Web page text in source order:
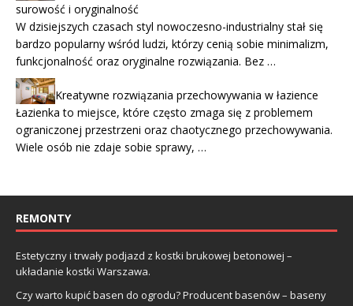
surowość i oryginalność
W dzisiejszych czasach styl nowoczesno-industrialny stał się
bardzo popularny wśród ludzi, którzy cenią sobie minimalizm,
funkcjonalność oraz oryginalne rozwiązania. Bez …
Kreatywne rozwiązania przechowywania w łazience
Łazienka to miejsce, które często zmaga się z problemem
ograniczonej przestrzeni oraz chaotycznego przechowywania.
Wiele osób nie zdaje sobie sprawy, …
REMONTY
Estetyczny i trwały podjazd z kostki brukowej betonowej –
układanie kostki Warszawa.
Czy warto kupić basen do ogrodu? Producent basenów – baseny